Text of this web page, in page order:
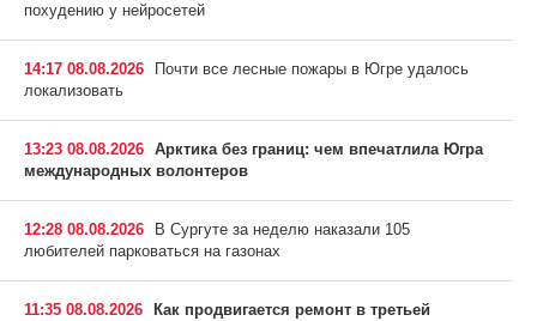
похудению у нейросетей
14:17 08.08.2026
Почти все лесные пожары в Югре удалось
локализовать
13:23 08.08.2026 Арктика без границ: чем впечатлила Югра
международных волонтеров
12:28 08.08.2026
В Сургуте за неделю наказали 105
любителей парковаться на газонах
11:35 08.08.2026
Как продвигается ремонт в третьей